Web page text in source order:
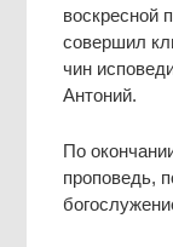
воскресной
совершил
чин
Антоний.
По
проповедь,